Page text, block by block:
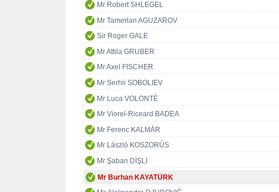
Mr Robert SHLEGEL
Mr Tamerlan AGUZAROV
Sir Roger GALE
Mr Attila GRUBER
Mr Axel FISCHER
Mr Serhii SOBOLIEV
Mr Luca VOLONTÈ
Mr Viorel-Riceard BADEA
Mr Ferenc KALMÁR
Mr László KOSZORÚS
Mr Şaban DİŞLİ
Mr Burhan KAYATÜRK